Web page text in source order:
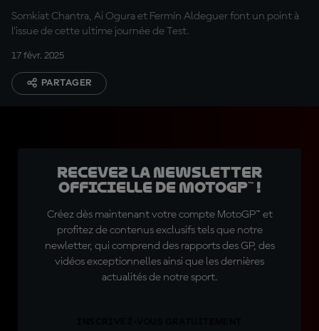
Somkiat Chantra, Ai Ogura et Fermín Aldeguer font un point à
l'issue de cette ultime journée de Test.
17 févr. 2025
PARTAGER
Recevez la Newsletter
officielle de MotoGP™ !
Créez dès maintenant votre compte MotoGP™ et
profitez de contenus exclusifs tels que notre
newletter, qui comprend des rapports des GP, des
vidéos exceptionnelles ainsi que les dernières
actualités de notre sport.